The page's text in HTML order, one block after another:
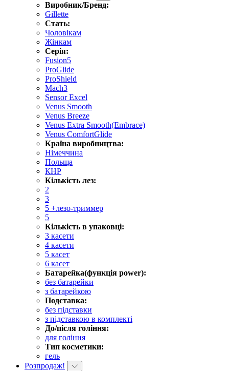
Виробник/Бренд:
Gillette
Стать:
Чоловікам
Жінкам
Серія:
Fusion5
ProGlide
ProShield
Mach3
Sensor Excel
Venus Smooth
Venus Breeze
Venus Extra Smooth(Embrace)
Venus ComfortGlide
Країна виробництва:
Німеччина
Польща
КНР
Кількість лез:
2
3
5 +лезо-триммер
5
Кількість в упаковці:
3 касети
4 касети
5 касет
6 касет
Батарейка(функція power):
без батарейки
з батарейкою
Подставка:
без підставки
з підставкою в комплекті
До/після гоління:
для гоління
Тип косметики:
гель
Розпродаж!